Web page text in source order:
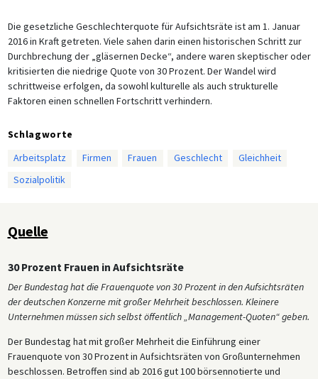
Die gesetzliche Geschlechterquote für Aufsichtsräte ist am 1. Januar
2016 in Kraft getreten. Viele sahen darin einen historischen Schritt zur
Durchbrechung der „gläsernen Decke“, andere waren skeptischer oder
kritisierten die niedrige Quote von 30 Prozent. Der Wandel wird
schrittweise erfolgen, da sowohl kulturelle als auch strukturelle
Faktoren einen schnellen Fortschritt verhindern.
Schlagworte
Arbeitsplatz
Firmen Frauen Geschlecht
Gleichheit
Sozialpolitik
Quelle
30 Prozent Frauen in Aufsichtsräte
Der Bundestag hat die Frauenquote von 30 Prozent in den Aufsichtsräten
der deutschen Konzerne mit großer Mehrheit beschlossen. Kleinere
Unternehmen müssen sich selbst öffentlich „Management-Quoten“ geben.
Der Bundestag hat mit großer Mehrheit die Einführung einer
Frauenquote von 30 Prozent in Aufsichtsräten von Großunternehmen
beschlossen. Betroffen sind ab 2016 gut 100 börsennotierte und